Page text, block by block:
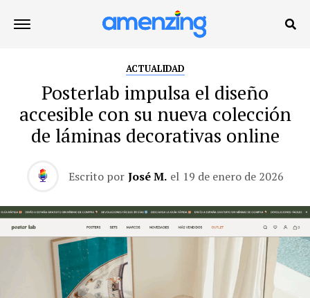
ACTUALIDAD
Posterlab impulsa el diseño
accesible con su nueva colección
de láminas decorativas online
Escrito por José M. el 19 de enero de 2026